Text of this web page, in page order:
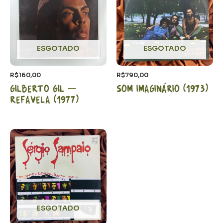
ESGOTADO
R$160,00
Gilberto Gil –
Refavela (1977)
ESGOTADO
R$790,00
Som Imaginário (1973)
ESGOTADO